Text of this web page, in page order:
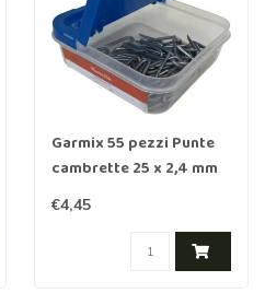
Garmix 55 pezzi Punte
cambrette 25 x 2,4 mm
zincata
€4,45